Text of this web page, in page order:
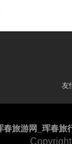
友
春旅游网_珲春旅
Copyright